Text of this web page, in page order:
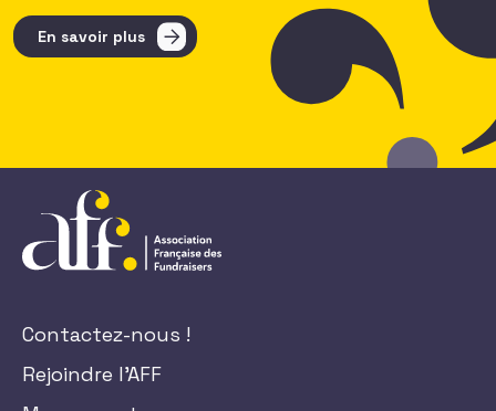
En savoir plus
Contactez-nous !
Rejoindre l'AFF